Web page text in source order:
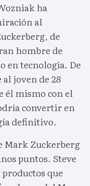
ha
al
de
hombre de
en tecnología. De
joven de 28
él mismo con el
convertir en
definitivo.
Mark Zuckerberg
puntos. Steve
que